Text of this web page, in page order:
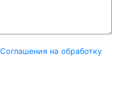
Соглашения на обработку